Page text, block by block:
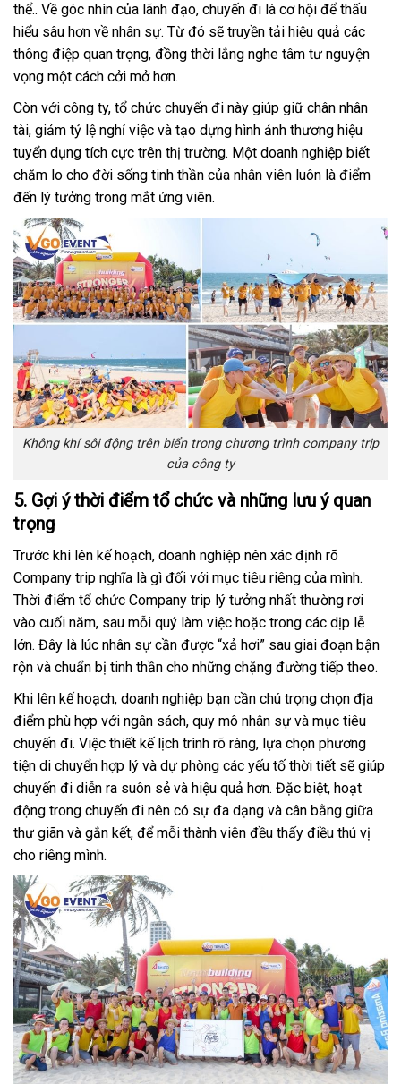
thể.. Về góc nhìn của lãnh đạo, chuyến đi là cơ hội để thấu
hiểu sâu hơn về nhân sự. Từ đó sẽ truyền tải hiệu quả các
thông điệp quan trọng, đồng thời lắng nghe tâm tư nguyện
vọng một cách cởi mở hơn.
Còn với công ty, tổ chức chuyến đi này giúp giữ chân nhân
tài, giảm tỷ lệ nghỉ việc và tạo dựng hình ảnh thương hiệu
tuyển dụng tích cực trên thị trường. Một doanh nghiệp biết
chăm lo cho đời sống tinh thần của nhân viên luôn là điểm
đến lý tưởng trong mắt ứng viên.
Không khí sôi động trên biển trong chương trình company trip
của công ty
5. Gợi ý thời điểm tổ chức và những lưu ý quan
trọng
Trước khi lên kế hoạch, doanh nghiệp nên xác định rõ
Company trip nghĩa là gì đối với mục tiêu riêng của mình.
Thời điểm tổ chức Company trip lý tưởng nhất thường rơi
vào cuối năm, sau mỗi quý làm việc hoặc trong các dịp lễ
lớn. Đây là lúc nhân sự cần được “xả hơi” sau giai đoạn bận
rộn và chuẩn bị tinh thần cho những chặng đường tiếp theo.
Khi lên kế hoạch, doanh nghiệp bạn cần chú trọng chọn địa
điểm phù hợp với ngân sách, quy mô nhân sự và mục tiêu
chuyến đi. Việc thiết kế lịch trình rõ ràng, lựa chọn phương
tiện di chuyển hợp lý và dự phòng các yếu tố thời tiết sẽ giúp
chuyến đi diễn ra suôn sẻ và hiệu quả hơn. Đặc biệt, hoạt
động trong chuyến đi nên có sự đa dạng và cân bằng giữa
thư giãn và gắn kết, để mỗi thành viên đều thấy điều thú vị
cho riêng mình.